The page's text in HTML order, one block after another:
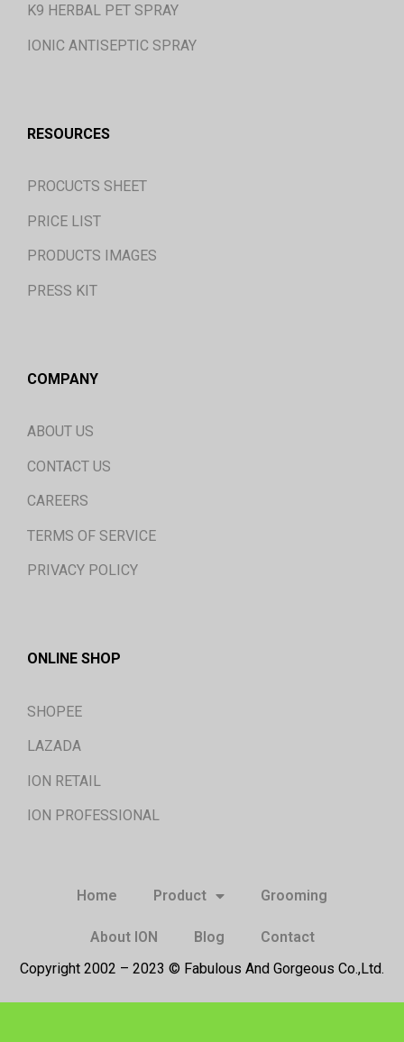
K9 HERBAL PET SPRAY
IONIC ANTISEPTIC SPRAY
RESOURCES
PROCUCTS SHEET
PRICE LIST
PRODUCTS IMAGES
PRESS KIT
COMPANY
ABOUT US
CONTACT US
CAREERS
TERMS OF SERVICE
PRIVACY POLICY
ONLINE SHOP
SHOPEE
LAZADA
ION RETAIL
ION PROFESSIONAL
Home Product Grooming
About ION Blog
Contact
Copyright 2002 – 2023 © Fabulous And Gorgeous Co.,Ltd.